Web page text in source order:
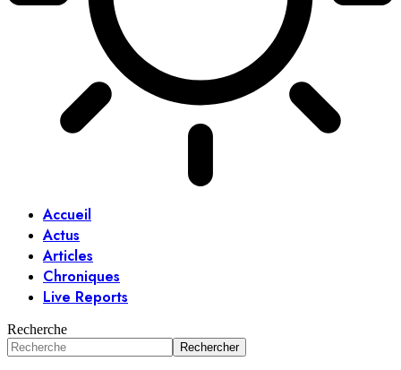
Accueil
Actus
Articles
Chroniques
Live Reports
Recherche